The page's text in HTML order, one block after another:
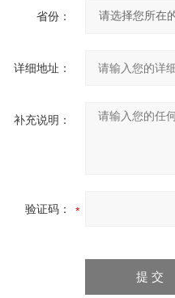
省份：
详细地址：
补充说明：
验证码：